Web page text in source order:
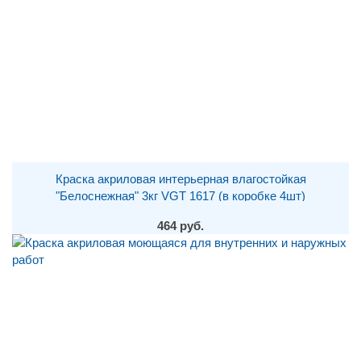
Краска акриловая интерьерная влагостойкая
"Белоснежная" 3кг VGT 1617 (в коробке 4шт)
464 руб.